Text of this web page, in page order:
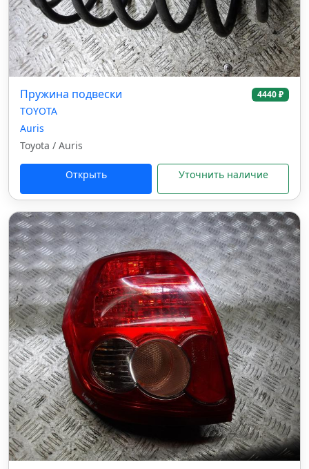
Пружина подвески 4440 ₽
TOYOTA
Auris
Toyota / Auris
Открыть Уточнить наличие